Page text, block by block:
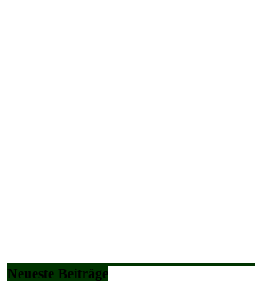
Neueste Beiträge